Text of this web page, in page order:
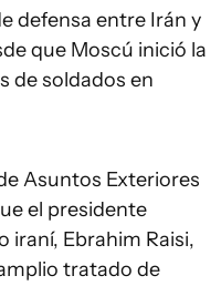
defensa entre Irán y
que Moscú inició la
de soldados en
Asuntos Exteriores
el presidente
iraní, Ebrahim Raisi,
tratado de